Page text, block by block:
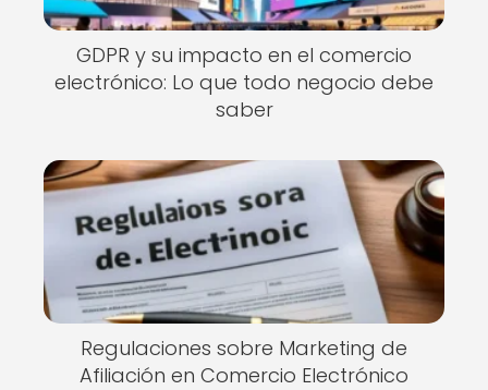
GDPR y su impacto en el comercio
electrónico: Lo que todo negocio debe
saber
Regulaciones sobre Marketing de
Afiliación en Comercio Electrónico